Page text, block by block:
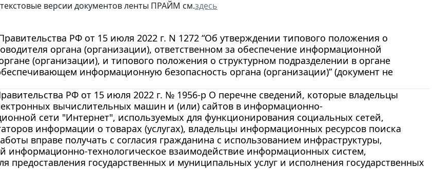
версии документов ленты ПРАЙМ см.здесь
РФ от 15 июля 2022 г. N 1272 “Об утверждении типового положения о
органа (организации), ответственном за обеспечение информационной
(организации), и типового положения о структурном подразделении в органе
информационную безопасность органа (организации)” (документ не
РФ от 15 июля 2022 г. № 1956-р О перечне сведений, которые владельцы
вычислительных машин и (или) сайтов в информационно-
сети "Интернет", используемых для функционирования социальных сетей,
информации о товарах (услугах), владельцы информационных ресурсов поиска
вправе получать с согласия гражданина с использованием инфраструктуры,
информационно-технологическое взаимодействие информационных систем,
предоставления государственных и муниципальных услуг и исполнения государственных